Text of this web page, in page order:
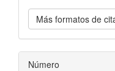
Más formatos de
Número